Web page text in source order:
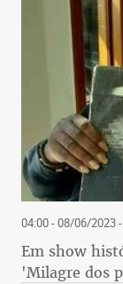
04:00 - 08/06/2023
Em show
'Milagre dos